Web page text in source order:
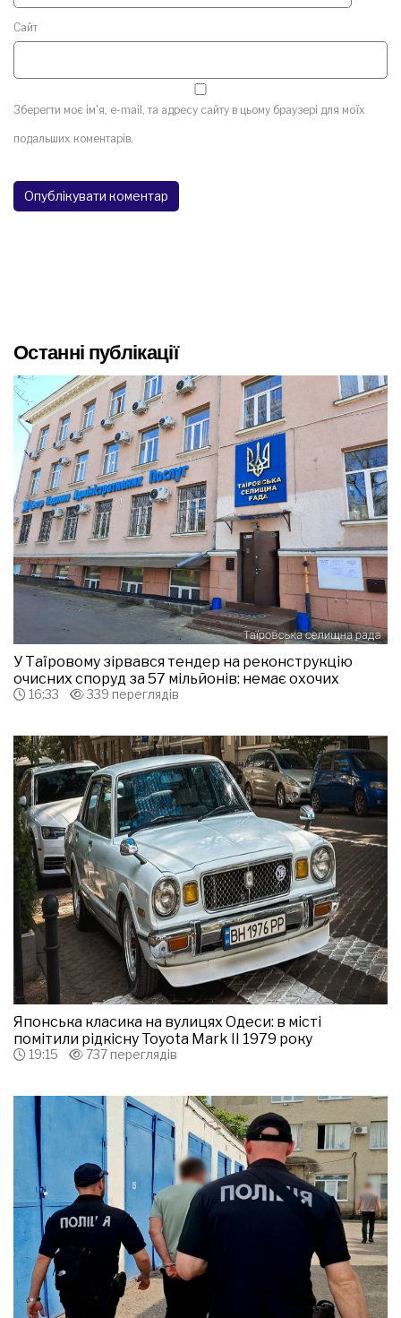
Сайт
Зберегти моє ім'я, e-mail, та адресу сайту в цьому браузері для моїх
подальших коментарів.
Останні публікації
У Таїровому зірвався тендер на реконструкцію
очисних споруд за 57 мільйонів: немає охочих
16:33 339 переглядів
Японська класика на вулицях Одеси: в місті
помітили рідкісну Toyota Mark II 1979 року
19:15 737 переглядів